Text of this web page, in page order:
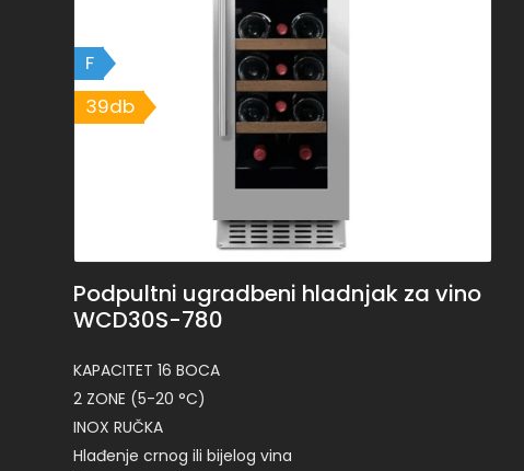
39db
F
Podpultni ugradbeni hladnjak za vino
WCD30S-780
KAPACITET 16 BOCA
2 ZONE (5-20 °C)
INOX RUČKA
Hlađenje crnog ili bijelog vina